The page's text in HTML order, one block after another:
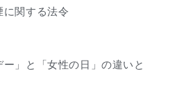
に関する法令
ー」と「女性の日」の違いと